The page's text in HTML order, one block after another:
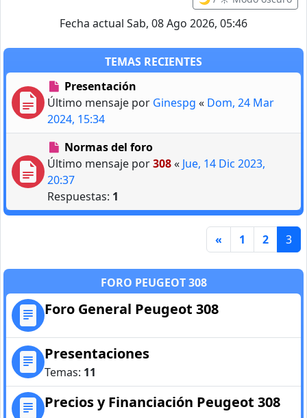
Fecha actual Sab, 08 Ago 2026, 05:46
TEMAS RECIENTES
Presentación
Último mensaje por Ginespg « Dom, 24 Mar
2024, 15:34
Normas del foro
Último mensaje por308« Jue, 14 Dic 2023,
20:37
Respuestas: 1
« 1 2 3
FORO PEUGEOT 308
Foro General Peugeot 308
Presentaciones
Temas: 11
Precios y Financiación Peugeot 308